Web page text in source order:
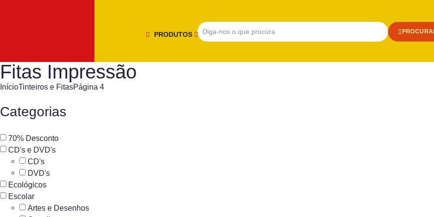
PRODUTOS
Fitas Impressão
InícioTinteiros e FitasPágina 4
Categorias
70% Desconto
CD's e DVD's
CD's
DVD's
Ecológicos
Escolar
Artes e Desenhos